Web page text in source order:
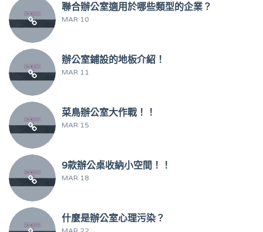
聯合辦公室適用於哪些類型的企業？
MAR 10
辦公室鋪設的地板介紹！
MAR 11
菜鳥辦公室大作戰！！
MAR 15
9款辦公桌收納小空間！！
MAR 18
什麼是辦公室心理污染？